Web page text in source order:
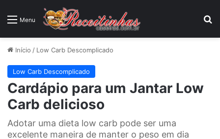
Menu
Início / Low Carb Descomplicado
Low Carb Descomplicado
Cardápio para um Jantar Low
Carb delicioso
Adotar uma dieta low carb pode ser uma
excelente maneira de manter o peso em dia